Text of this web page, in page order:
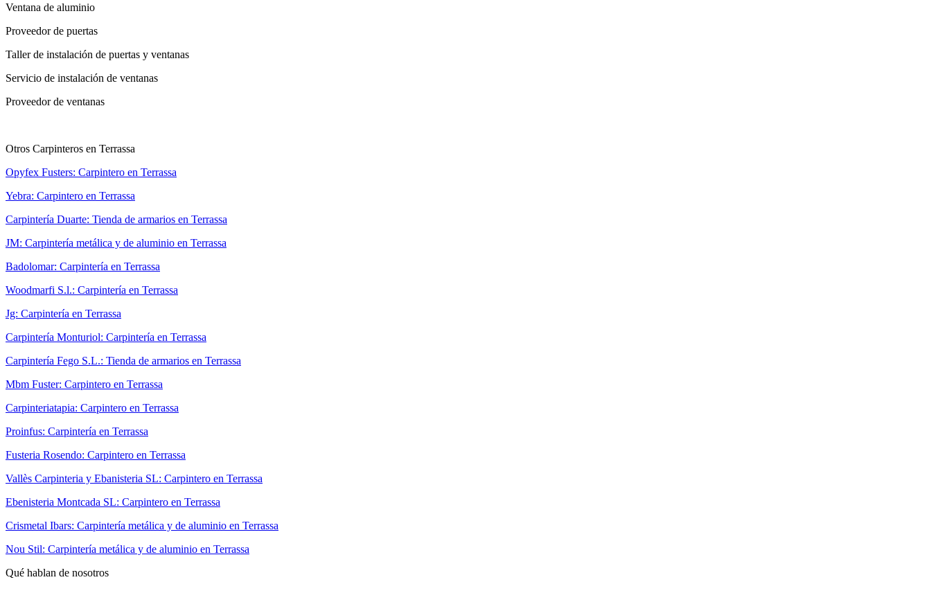
Ventana de aluminio
Proveedor de puertas
Taller de instalación de puertas y ventanas
Servicio de instalación de ventanas
Proveedor de ventanas
Otros Carpinteros en Terrassa
Opyfex Fusters: Carpintero en Terrassa
Yebra: Carpintero en Terrassa
Carpintería Duarte: Tienda de armarios en Terrassa
JM: Carpintería metálica y de aluminio en Terrassa
Badolomar: Carpintería en Terrassa
Woodmarfi S.l.: Carpintería en Terrassa
Jg: Carpintería en Terrassa
Carpintería Monturiol: Carpintería en Terrassa
Carpintería Fego S.L.: Tienda de armarios en Terrassa
Mbm Fuster: Carpintero en Terrassa
Carpinteriatapia: Carpintero en Terrassa
Proinfus: Carpintería en Terrassa
Fusteria Rosendo: Carpintero en Terrassa
Vallès Carpinteria y Ebanisteria SL: Carpintero en Terrassa
Ebenisteria Montcada SL: Carpintero en Terrassa
Crismetal Ibars: Carpintería metálica y de aluminio en Terrassa
Nou Stil: Carpintería metálica y de aluminio en Terrassa
Qué hablan de nosotros